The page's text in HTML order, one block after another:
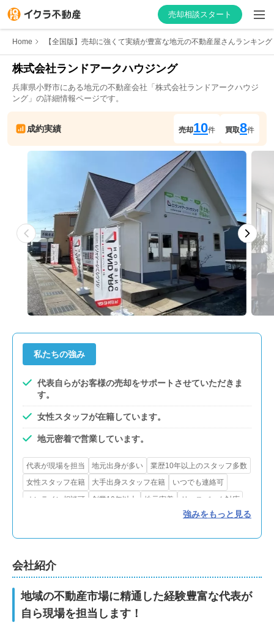
売却相談スタート
はじめての方へ
不動産会社を探す
物件の価格を知る
お家の売却を学ぶ
不動産会社向け情報
Home 【全国版】売却に強くて実績が豊富な地元の不動産屋さんランキング
株式会社ランドアークハウジング
兵庫県小野市にある地元の不動産会社「 株式会社ランドアークハウジ
ング 」の詳細情報ページです。
成約実績 売却10件 買取8件
私たちの強み
代表自らがお客様の売却をサポートさせていただきま
す。
女性スタッフが在籍しています。
地元密着で営業しています。
代表が現場を担当 地元出身が多い
業歴10年以上のスタッフ多数
女性スタッフ在籍
大手出身スタッフ在籍
いつでも連絡可
オンライン相談可
創業10年以上 地元密着
リースバック対応
引越し業者紹介サービスあり強みをもっと見る
会社紹介
地域の不動産市場に精通した経験豊富な代表が
自ら現場を担当します！